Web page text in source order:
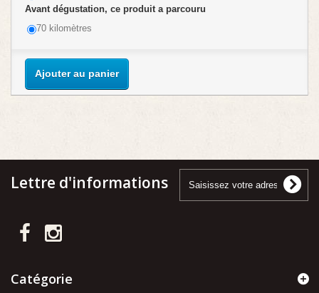
Avant dégustation, ce produit a parcouru
70 kilomètres
Ajouter au panier
Lettre d'informations
Catégorie